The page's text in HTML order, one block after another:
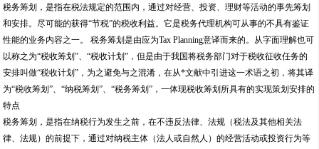
税务筹划，是指在税法规定的范围内，通过对经营、投资、理财等活动的事先筹划
和安排。尽可能的获得“节税”的税收利益。它是税务代理机构可从事的不具有鉴证
性能的业务内容之一。 税务筹划是由应为Tax Planning意译而来的。从字面理解也可
以称之为“税收筹划”、“税收计划”，但是由于我国将税务部门对于税收征收任务的
安排叫做“税收计划”，为之避免与之混淆，在从*文献中引进这一术语之初，将其译
为“税收筹划”、“纳税筹划”、“税务筹划”，一体现税收筹划所具有的实现策划安排的
特点
税务筹划，是指在纳税行为发生之前，在不违反法律、法规（税法及其他相关法
律、法规）的前提下，通过对纳税主体（法人或自然人）的经营活动或投资行为等